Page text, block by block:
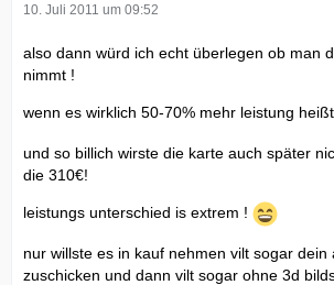
10. Juli 2011 um 09:52
also dann würd ich echt überlegen ob man
nimmt !
wenn es wirklich 50-70% mehr leistung
und so billich wirste die karte auch später
die 310€!
leistungs unterschied is extrem !
nur willste es in kauf nehmen vilt sogar dein
zuschicken und dann vilt sogar ohne 3d